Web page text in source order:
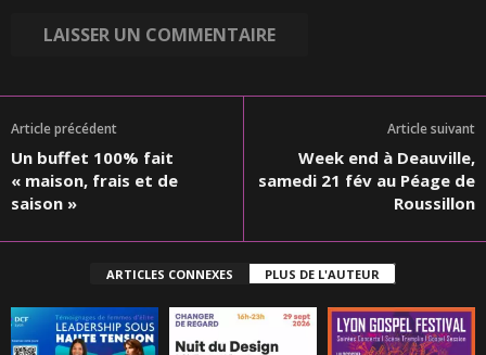
Article précédent
Un buffet 100% fait
« maison, frais et de
saison »
Article suivant
Week end à Deauville,
samedi 21 fév au Péage de
Roussillon
ARTICLES CONNEXES PLUS DE L'AUTEUR